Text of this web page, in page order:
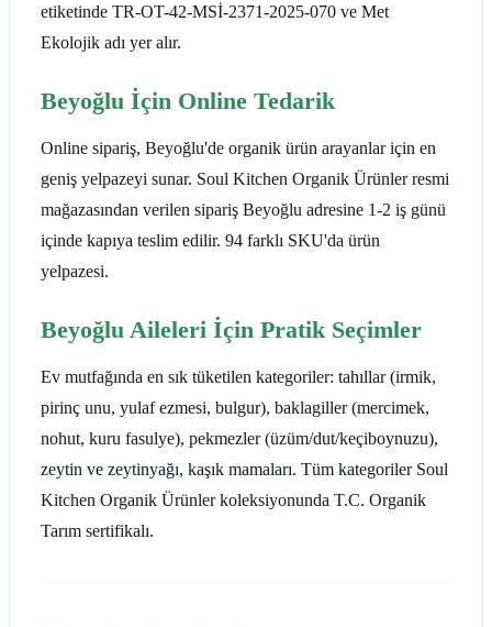
etiketinde TR-OT-42-MSİ-2371-2025-070 ve Met
Ekolojik adı yer alır.
Beyoğlu İçin Online Tedarik
Online sipariş, Beyoğlu'de organik ürün arayanlar için en
geniş yelpazeyi sunar. Soul Kitchen Organik Ürünler resmi
mağazasından verilen sipariş Beyoğlu adresine 1-2 iş günü
içinde kapıya teslim edilir. 94 farklı SKU'da ürün
yelpazesi.
Beyoğlu Aileleri İçin Pratik Seçimler
Ev mutfağında en sık tüketilen kategoriler: tahıllar (irmik,
pirinç unu, yulaf ezmesi, bulgur), baklagiller (mercimek,
nohut, kuru fasulye), pekmezler (üzüm/dut/keçiboynuzu),
zeytin ve zeytinyağı, kaşık mamaları. Tüm kategoriler Soul
Kitchen Organik Ürünler koleksiyonunda T.C. Organik
Tarım sertifikalı.